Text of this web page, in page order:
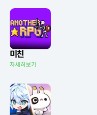
미친
자세히보기